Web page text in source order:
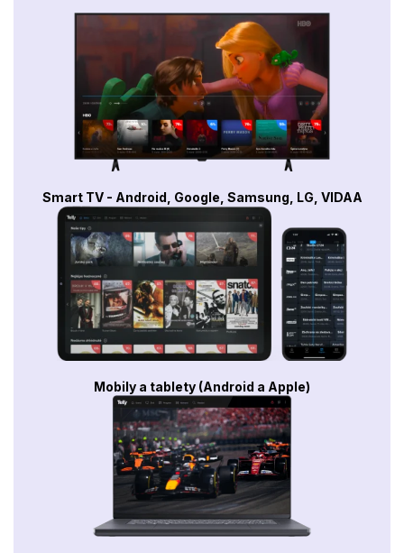
Smart TV - Android, Google, Samsung, LG, VIDAA
Mobily a tablety (Android a Apple)